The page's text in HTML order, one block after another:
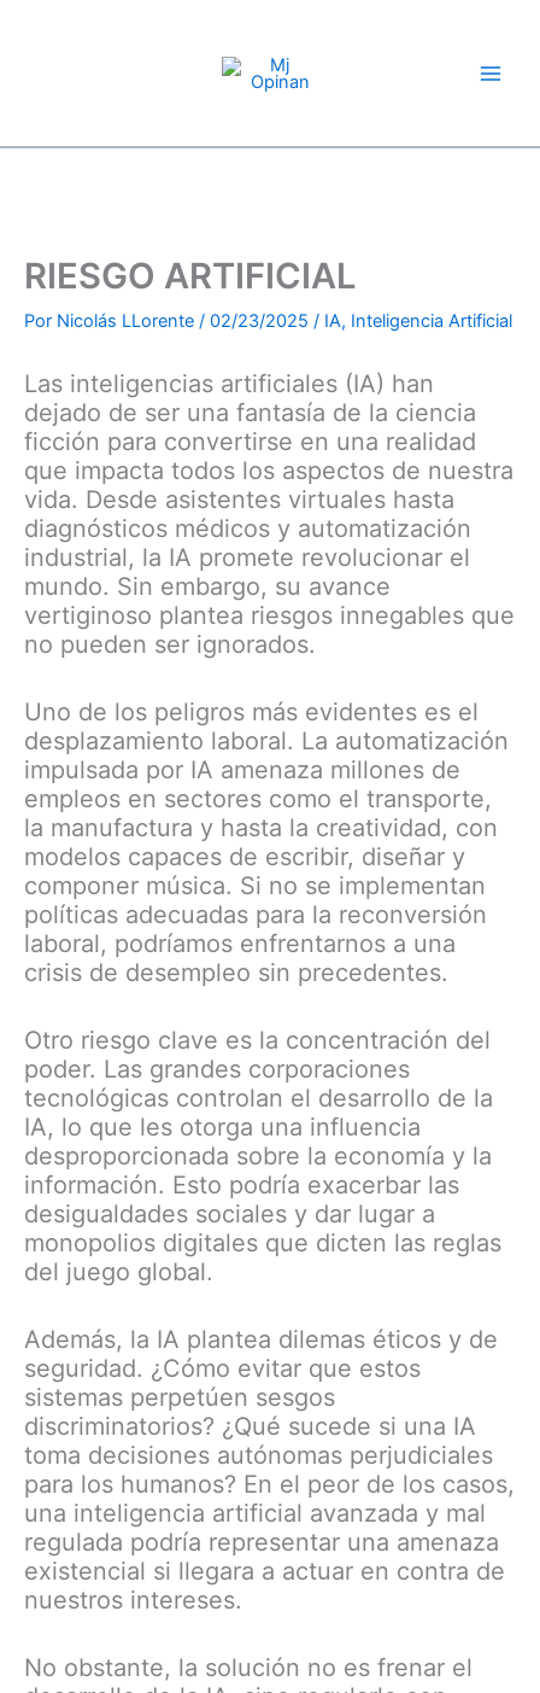
RIESGO ARTIFICIAL
Por Nicolás LLorente / 02/23/2025 / IA, Inteligencia Artificial
Las inteligencias artificiales (IA) han
dejado de ser una fantasía de la ciencia
ficción para convertirse en una realidad
que impacta todos los aspectos de nuestra
vida. Desde asistentes virtuales hasta
diagnósticos médicos y automatización
industrial, la IA promete revolucionar el
mundo. Sin embargo, su avance
vertiginoso plantea riesgos innegables que
no pueden ser ignorados.
Uno de los peligros más evidentes es el
desplazamiento laboral. La automatización
impulsada por IA amenaza millones de
empleos en sectores como el transporte,
la manufactura y hasta la creatividad, con
modelos capaces de escribir, diseñar y
componer música. Si no se implementan
políticas adecuadas para la reconversión
laboral, podríamos enfrentarnos a una
crisis de desempleo sin precedentes.
Otro riesgo clave es la concentración del
poder. Las grandes corporaciones
tecnológicas controlan el desarrollo de la
IA, lo que les otorga una influencia
desproporcionada sobre la economía y la
información. Esto podría exacerbar las
desigualdades sociales y dar lugar a
monopolios digitales que dicten las reglas
del juego global.
Además, la IA plantea dilemas éticos y de
seguridad. ¿Cómo evitar que estos
sistemas perpetúen sesgos
discriminatorios? ¿Qué sucede si una IA
toma decisiones autónomas perjudiciales
para los humanos? En el peor de los casos,
una inteligencia artificial avanzada y mal
regulada podría representar una amenaza
existencial si llegara a actuar en contra de
nuestros intereses.
No obstante, la solución no es frenar el